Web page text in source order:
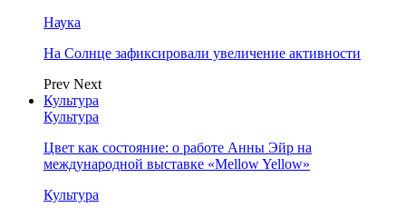
Наука
На Солнце зафиксировали увеличение активности
Prev Next
Культура
Культура
Цвет как состояние: о работе Анны Эйр на
международной выставке «Mellow Yellow»
Культура